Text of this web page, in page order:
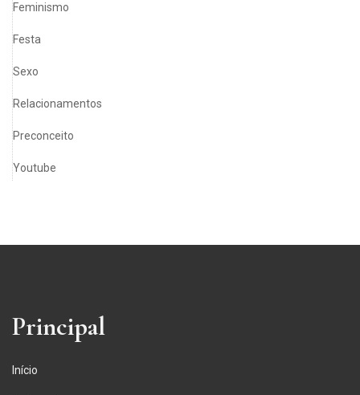
Feminismo
Festa
Sexo
Relacionamentos
Preconceito
Youtube
Principal
Início